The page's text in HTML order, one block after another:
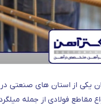
یکی از استان های صنعتی در
مقاطع فولادی از جمله